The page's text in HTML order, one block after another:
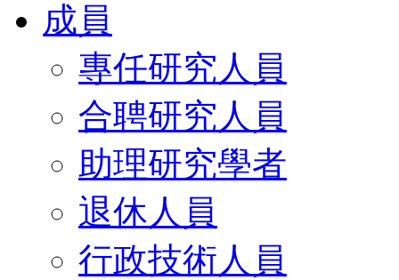
成員
專任研究人員
合聘研究人員
助理研究學者
退休人員
行政技術人員